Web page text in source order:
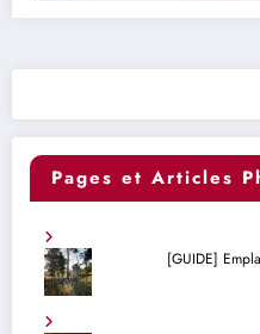
Pages et Articles
[GUIDE]